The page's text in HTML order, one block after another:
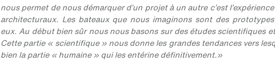
nous permet de nous démarquer d’un projet à un autre c’est
architecturaux. Les bateaux que nous imaginons sont des
eux. Au début bien sûr nous nous basons sur des études scientifiques
Cette partie « scientifique » nous donne les grandes tendances vers
bien la partie « humaine » qui les entérine définitivement.»